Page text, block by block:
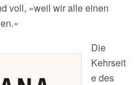
voll, »weil wir alle einen
Die
Kehrseit
e des